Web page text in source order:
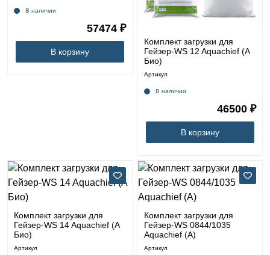
В наличии
57474 ₽
В корзину
Комплект загрузки для
Гейзер-WS 12 Aquachief (A
Био)
Артикул
В наличии
46500 ₽
В корзину
Комплект загрузки для
Гейзер-WS 14 Aquachief (A
Био)
Артикул
Комплект загрузки для
Гейзер-WS 0844/1035
Aquachief (A)
Артикул